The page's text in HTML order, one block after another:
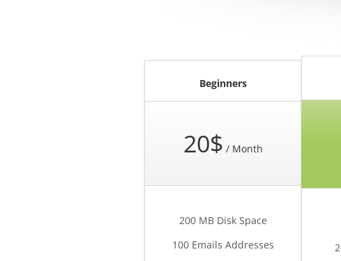
Beginners
20$ / Month
200 MB Disk Space
100 Emails Addresses